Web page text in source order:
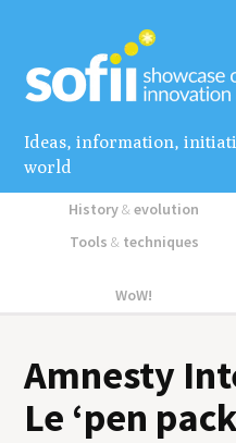
Ideas, information,
world
History&evolution
Tools &techniques
WoW!
Amnesty
Le ‘pen